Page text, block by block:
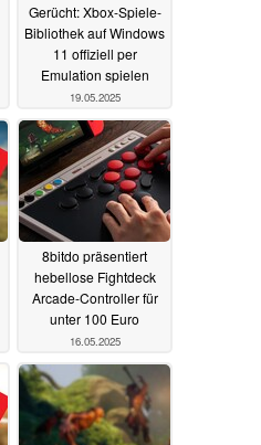
Gerücht: Xbox-Spiele-
Bibliothek auf Windows
11 offiziell per
Emulation spielen
19.05.2025
8bitdo präsentiert
hebellose Fightdeck
Arcade-Controller für
unter 100 Euro
16.05.2025